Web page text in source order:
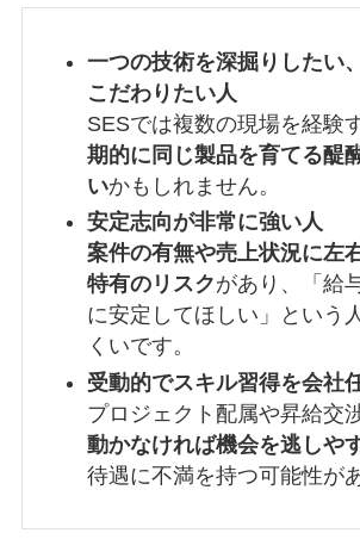
一つの技術を深掘りしたい
こだわりたい人
SESでは複数の現場を経験
期的に同じ製品を育てる醍
いかもしれません。
安定志向が非常に強い人
案件の有無や売上状況に左
特有のリスクがあり、「給
に安定してほしい」という
くいです。
受動的でスキル習得を会社
プロジェクト配属や昇給交
動かなければ機会を逃しや
待遇に不満を持つ可能性が